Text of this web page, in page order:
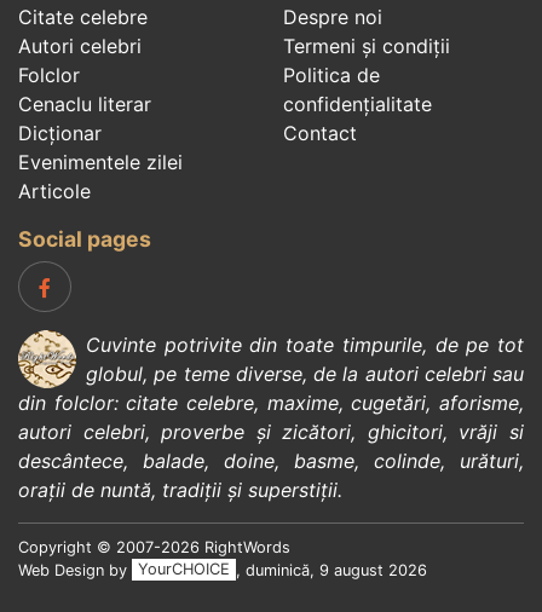
Citate celebre
Autori celebri
Folclor
Cenaclu literar
Dicționar
Evenimentele zilei
Articole
Despre noi
Termeni și condiții
Politica de
confidenţialitate
Contact
Social pages
Cuvinte potrivite din toate timpurile, de pe tot
globul, pe teme diverse, de la autori celebrisau
din folclor:citate celebre, maxime,cugetări,aforisme,
autori celebri,proverbe și zicători, ghicitori, vrăji si
descântece, balade, doine, basme, colinde, urături,
orații de nuntă, tradiții și superstiții.
Copyright © 2007-2026 RightWords
Web Design by
YourCHOICE , duminică, 9 august 2026